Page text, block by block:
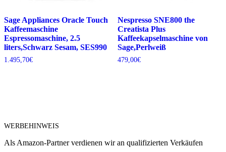
Sage Appliances Oracle Touch
Kaffeemaschine
Espressomaschine, 2.5
liters,Schwarz Sesam, SES990
1.495,70€
Nespresso SNE800 the
Creatista Plus
Kaffeekapselmaschine von
Sage,Perlweiß
479,00€
WERBEHINWEIS
Als Amazon-Partner verdienen wir an qualifizierten Verkäufen